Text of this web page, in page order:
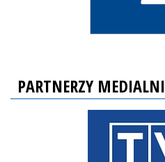
PARTNERZY MEDIALNI